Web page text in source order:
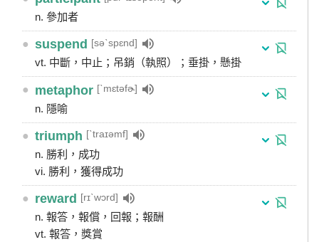
n. 參加者
● suspend [səˋspɛnd]
vt. 中斷，中止；吊銷（執照）；垂掛，懸掛
● metaphor [ˋmɛtəfɚ]
n. 隱喻
● triumph [ˋtraɪəmf]
n. 勝利，成功
vi. 勝利，獲得成功
● reward [rɪˋwɔrd]
n. 報答，報償，回報；報酬
vt. 報答，獎賞